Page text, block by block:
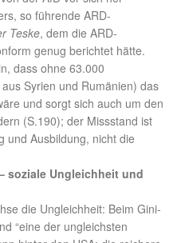
so führende ARD-
Teske, dem die ARD-
genug berichtet hätte.
dass ohne 63.000
Syrien und Rumänien) das
und sorgt sich auch um den
(S.190); der Missstand ist
und Ausbildung, nicht die
soziale Ungleichheit und
die Ungleichheit: Beim Gini-
“eine der ungleichsten